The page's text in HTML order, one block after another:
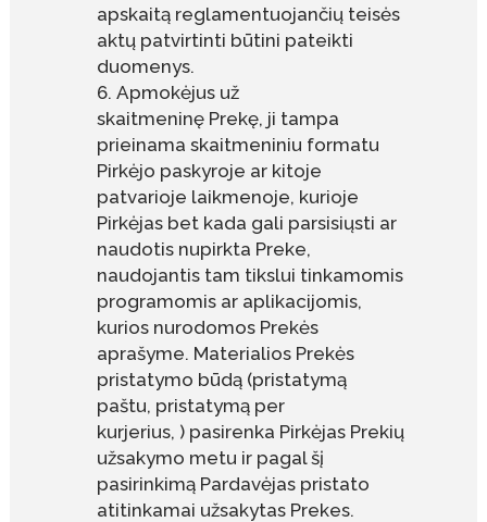
apskaitą reglamentuojančių teisės
aktų patvirtinti būtini pateikti
duomenys.
Apmokėjus už
skaitmeninę Prekę, ji tampa
prieinama skaitmeniniu formatu
Pirkėjo paskyroje ar kitoje
patvarioje laikmenoje, kurioje
Pirkėjas bet kada gali parsisiųsti ar
naudotis nupirkta Preke,
naudojantis tam tikslui tinkamomis
programomis ar aplikacijomis,
kurios nurodomos Prekės
aprašyme. Materialios Prekės
pristatymo būdą (pristatymą
paštu, pristatymą per
kurjerius, ) pasirenka Pirkėjas Prekių
užsakymo metu ir pagal šį
pasirinkimą Pardavėjas pristato
atitinkamai užsakytas Prekes.